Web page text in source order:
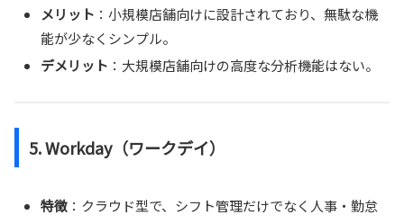
メリット ：小規模店舗向けに設計されており、無駄な機
能が少なくシンプル。
デメリット ：大規模店舗向けの高度な分析機能はない。
5.Workday（ワークデイ）
特徴 ：クラウド型で、シフト管理だけでなく人事・勤怠